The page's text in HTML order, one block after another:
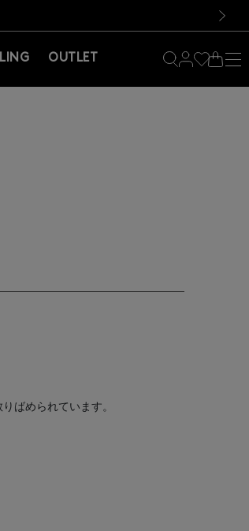
！
！
OUTLET
ばめられています。